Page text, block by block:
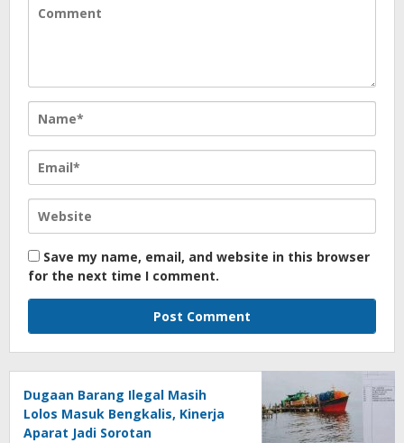
Save my name, email, and website in this browser
for the next time I comment.
Dugaan Barang Ilegal Masih
Lolos Masuk Bengkalis, Kinerja
Aparat Jadi Sorotan